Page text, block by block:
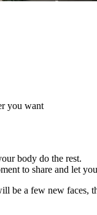
you want
body do the rest.
to share and let
be a few new faces,